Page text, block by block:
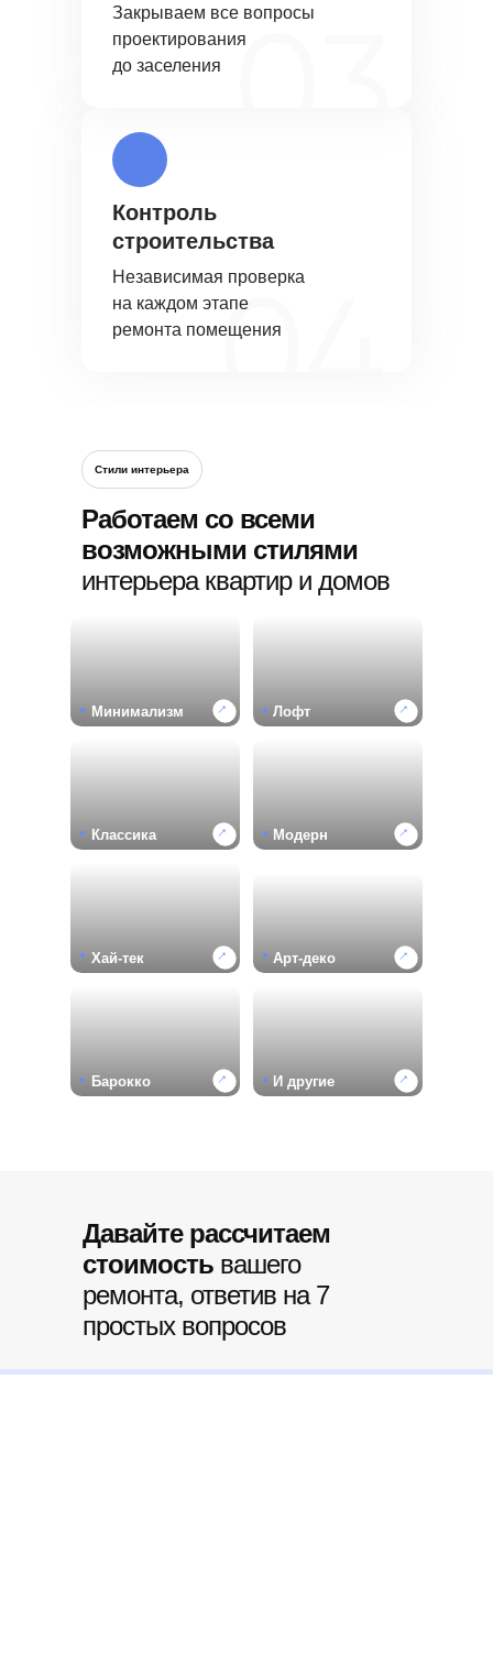
Закрываем все вопросы
проектирования
до заселения
Контроль
строительства
Независимая проверка
на каждом этапе
ремонта помещения
Минимализм
Работаем со всеми
возможными стилями
интерьера квартир и домов
Стили интерьера
← Лофт ←
Хай-тек ← Арт-деко ←
Классика ← Модерн ←
Барокко ← И другие ←
Давайте рассчитаем
стоимость вашего
ремонта, ответив на 7
простых вопросов